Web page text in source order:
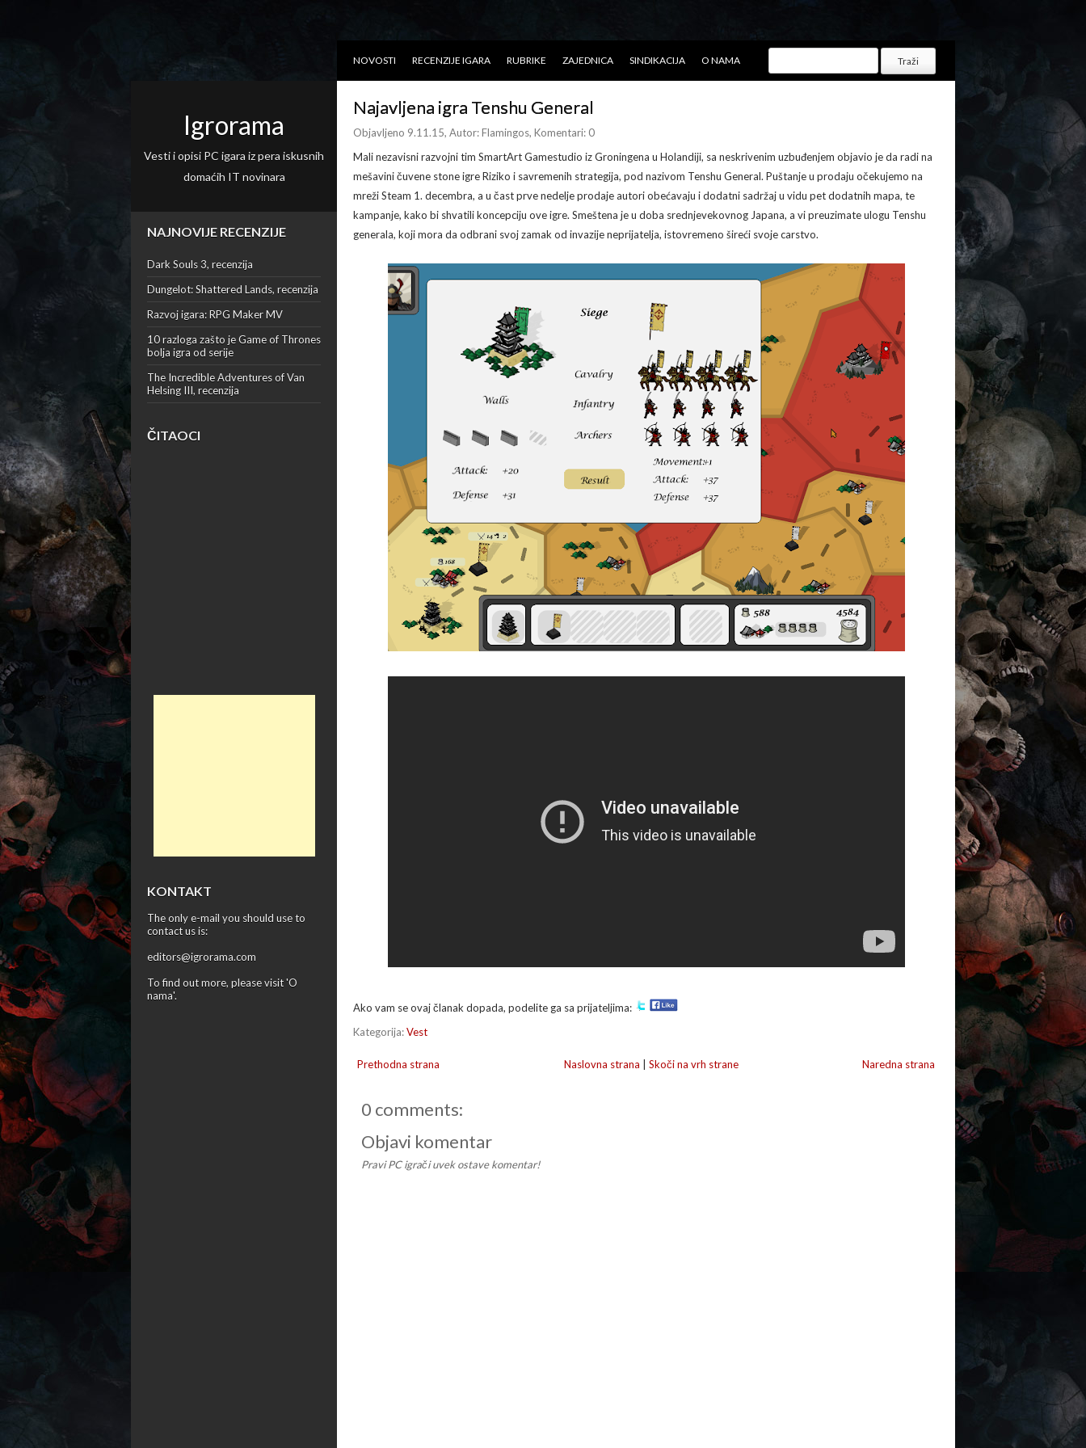
NOVOSTI RECENZIJE IGARA RUBRIKE ZAJEDNICA SINDIKACIJA O NAMA
Igrorama
Vesti i opisi PC igara iz pera iskusnih
domaćih IT novinara
NAJNOVIJE RECENZIJE
Dark Souls 3, recenzija
Dungelot: Shattered Lands, recenzija
Razvoj igara: RPG Maker MV
10 razloga zašto je Game of Thrones
bolja igra od serije
The Incredible Adventures of Van
Helsing III, recenzija
ČITAOCI
KONTAKT
The only e-mail you should use to
contact us is:
editors@igrorama.com
To find out more, please visit 'O
nama'.
Najavljena igra Tenshu General
Objavljeno 9.11.15, Autor:Flamingos, Komentari: 0
Mali nezavisni razvojni tim SmartArt Gamestudio iz Groningena u Holandiji, sa neskrivenim uzbuđenjem objavio je da radi na
mešavini čuvene stone igre Riziko i savremenih strategija, pod nazivom Tenshu General. Puštanje u prodaju očekujemo na
mreži Steam 1. decembra, a u čast prve nedelje prodaje autori obećavaju i dodatni sadržaj u vidu pet dodatnih mapa, te
kampanje, kako bi shvatili koncepciju ove igre. Smeštena je u doba srednjevekovnog Japana, a vi preuzimate ulogu Tenshu
generala, koji mora da odbrani svoj zamak od invazije neprijatelja, istovremeno šireći svoje carstvo.
Ako vam se ovaj članak dopada, podelite ga sa prijateljima:
Kategorija:Vest
Naredna strana
Prethodna strana Naslovna strana Skoči na vrh strane
0 comments:
Objavi komentar
Pravi PC igrači uvek ostave komentar!